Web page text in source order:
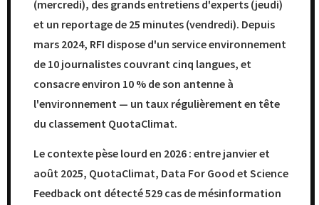
(mercredi), des grands entretiens d'experts (jeudi)
et un reportage de 25 minutes (vendredi). Depuis
mars 2024, RFI dispose d'un service environnement
de 10 journalistes couvrant cinq langues, et
consacre environ 10 % de son antenne à
l'environnement — un taux régulièrement en tête
du classement QuotaClimat.
Le contexte pèse lourd en 2026 : entre janvier et
août 2025, QuotaClimat, Data For Good et Science
Feedback ont détecté 529 cas de mésinformation